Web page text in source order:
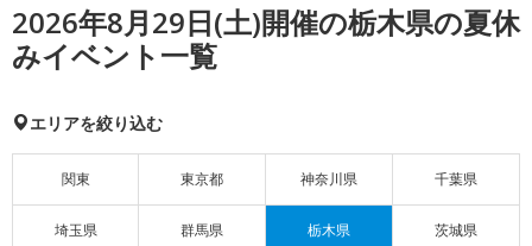
2026年8月29日(土)開催の栃木県の夏休
みイベント一覧
エリアを絞り込む
関東 東京都 神奈川県 千葉県
埼玉県 群馬県 栃木県 茨城県